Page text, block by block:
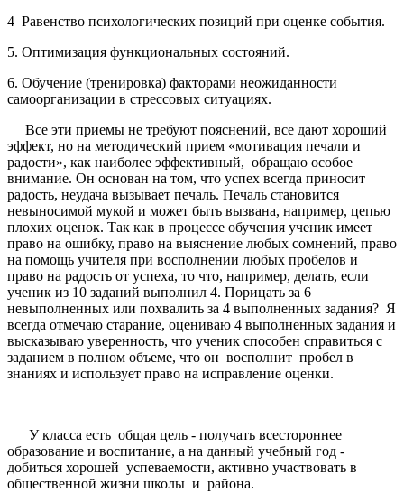
4 Равенство психологических позиций при оценке события.
5. Оптимизация функциональных состояний.
6. Обучение (тренировка) факторами неожиданности
самоорганизации в стрессовых ситуациях.
Все эти приемы не требуют пояснений, все дают хороший
эффект, но на методический прием «мотивация печали и
радости», как наиболее эффективный, обращаю особое
внимание. Он основан на том, что успех всегда приносит
радость, неудача вызывает печаль. Печаль ста­новится
невыносимой мукой и может быть вызвана, например, цепью
плохих оценок. Так как в процессе обучения ученик имеет
право на ошибку, право на выяснение любых сомнений, право
на помощь учителя при восполнении любых пробелов и
право на радость от успеха, то что, например, делать, если
ученик из 10 заданий выполнил 4. Порицать за 6
невыполненных или похвалить за 4 выполненных задания? Я
всегда от­мечаю старание, оцениваю 4 выполненных задания и
высказываю уве­ренность, что ученик способен справиться с
заданием в полном объеме, что он восполнит пробел в
знаниях и использует право на исправление оценки.
У класса есть общая цель - получать всестороннее
образование и воспитание, а на данный учебный год -
добиться хорошей успеваемости, активно участвовать в
общественной жизни школы и района.